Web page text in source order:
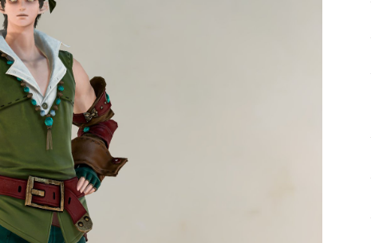
マスク
フルフェイス
頭装備ギミックあり
ネイル